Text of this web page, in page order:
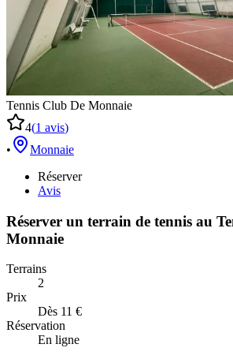
Tennis Club De Monnaie
4(1 avis)
•
Monnaie
Réserver
Avis
Réserver un terrain de tennis au
Monnaie
Terrains
2
Prix
Dès 11 €
Réservation
En ligne